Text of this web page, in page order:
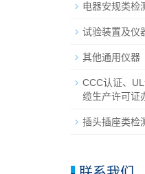
电器安规类检
试验装置及仪
其他通用仪器
CCC认证、
缆生产许可证
插头插座类检